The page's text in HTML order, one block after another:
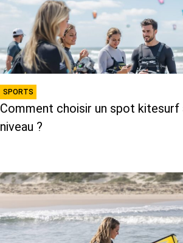
SPORTS
Comment choisir un spot kitesurf
niveau ?